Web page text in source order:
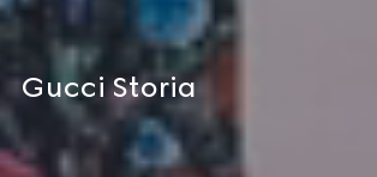
Gucci Storia